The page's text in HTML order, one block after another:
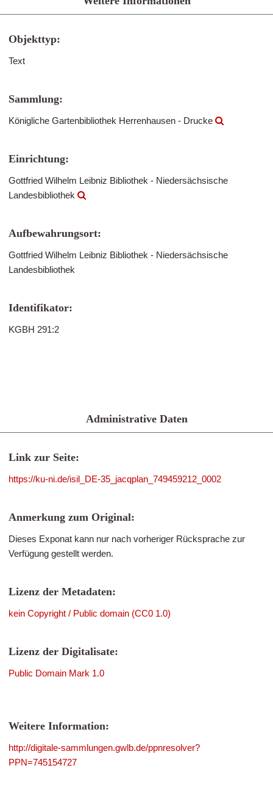
Objekttyp:
Text
Sammlung:
Königliche Gartenbibliothek Herrenhausen - Drucke
Einrichtung:
Gottfried Wilhelm Leibniz Bibliothek - Niedersächsische
Landesbibliothek
Aufbewahrungsort:
Gottfried Wilhelm Leibniz Bibliothek - Niedersächsische
Landesbibliothek
Identifikator:
KGBH 291:2
Administrative Daten
Link zur Seite:
https://ku-ni.de/isil_DE-35_jacqplan_749459212_0002
Anmerkung zum Original:
Dieses Exponat kann nur nach vorheriger Rücksprache zur
Verfügung gestellt werden.
Lizenz der Metadaten:
kein Copyright / Public domain (CC0 1.0)
Lizenz der Digitalisate:
Public Domain Mark 1.0
Weitere Information:
http://digitale-sammlungen.gwlb.de/ppnresolver?
PPN=745154727